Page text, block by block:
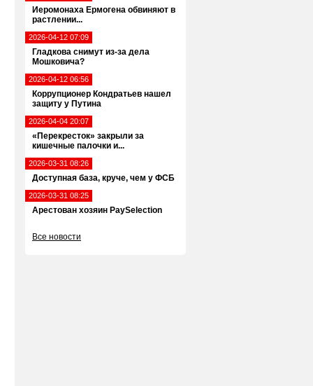
Иеромонаха Ермогена обвиняют в
растлении...
2026-04-12 07:09
Гладкова снимут из-за дела
Мошковича?
2026-04-12 06:56
Коррупционер Кондратьев нашел
защиту у Путина
2026-04-04 20:07
«Перекресток» закрыли за
кишечные палочки и...
2026-03-31 08:26
Доступная база, круче, чем у ФСБ
2026-03-31 08:25
Арестован хозяин PaySelection
Все новости